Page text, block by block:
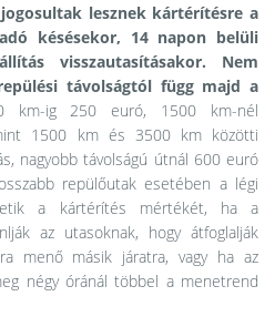
lesznek kártérítésre a
késésekor, 14 napon belüli
visszautasításakor. Nem
távolságtól függ majd a
km-ig 250 euró, 1500 km-nél
1500 km és 3500 km közötti
nagyobb távolságú útnál 600 euró
repülőutak esetében a légi
a kártérítés mértékét, ha a
az utasoknak, hogy átfoglalják
menő másik járatra, vagy ha az
négy óránál többel a menetrend